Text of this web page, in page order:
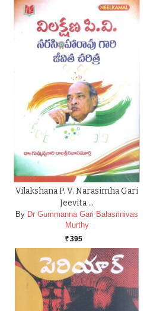
Vilakshana P. V. Narasimha Gari
Jeevita …
By Dr Gummanna Gari Balasrinivas
Murthy
Rs. 395